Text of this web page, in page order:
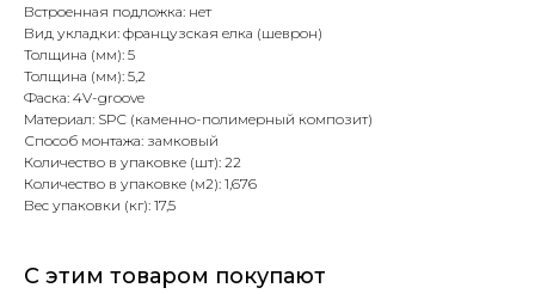
Встроенная подложка: нет
Вид укладки: французская елка (шеврон)
Толщина (мм): 5
Толщина (мм): 5,2
Фаска: 4V-groove
Материал: SPC (каменно-полимерный композит)
Способ монтажа: замковый
Количество в упаковке (шт): 22
Количество в упаковке (м2): 1,676
Вес упаковки (кг): 17,5
С этим товаром покупают